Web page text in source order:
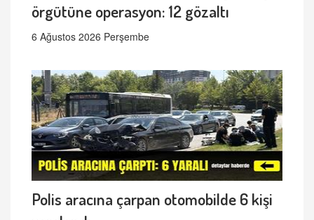
örgütüne operasyon: 12 gözaltı
6 Ağustos 2026 Perşembe
Polis aracına çarpan otomobilde 6 kişi